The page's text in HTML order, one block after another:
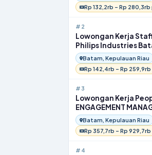
Rp 132,2rb – Rp 280,3rb
#2
Lowongan Kerja
Philips Industries
Batam, Kepulauan Riau
Rp 142,4rb – Rp
#3
Lowongan Kerja
ENGAGEMENT
INFINEON
Batam
Batam, Kepulauan Riau
Rp 357,7rb – Rp
#4